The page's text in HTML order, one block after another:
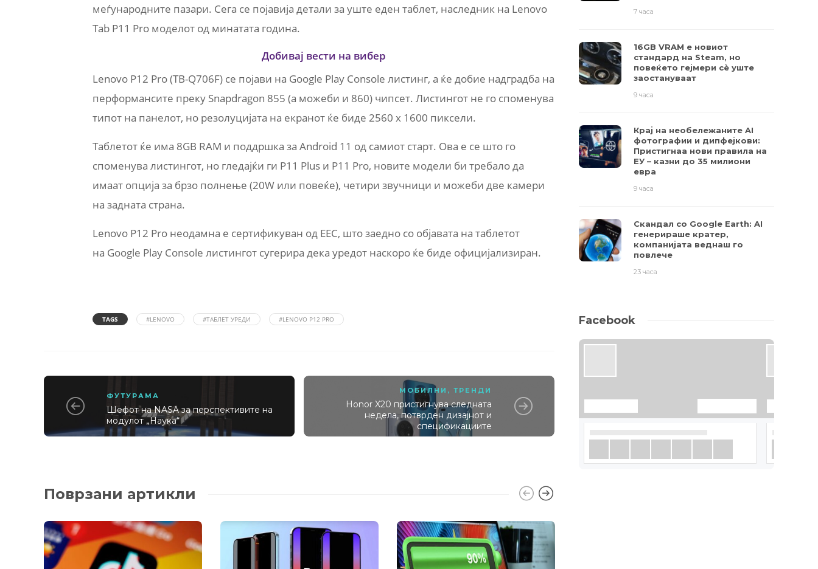
меѓународните пазари. Сега се појавија детали за уште еден таблет, наследник на Lenovo
Tab P11 Pro моделот од минатата година.
Добивај вести на вибер
Lenovo P12 Pro (TB-Q706F) се појави нa Google Play Console листинг, а ќе добие надградба на
перформансите преку Snapdragon 855 (а можеби и 860) чипсет. Листингот не го споменува
типот на панелот, но резолуцијата на екранот ќе биде 2560 x 1600 пиксели.
Таблетот ќе има 8GB RAM и поддршка за Android 11 од самиот старт. Ова е се што го
споменува листингот, но гледајќи ги P11 Plus и P11 Pro, новите модели би требало да
имаат опција за брзо полнење (20W или повеќе), четири звучници и можеби две камери
на задната страна.
Lenovo P12 Pro неодамна е сертификуван од EEC, што заедно со објавата на таблетот
на Google Play Console листингот сугерира дека уредот наскоро ќе биде официјализиран.
TAGS #LENOVO #ТАБЛЕТ УРЕДИ #LENOVO P12 PRO
ФУТУРАМА
Шефот на NASA за перспективите на
модулот „Наука“
МОБИЛНИ ,ТРЕНДИ
Honor X20 пристигнува следната
недела, потврден дизајнот и
спецификациите
Поврзани артикли
7 часа
16GB VRAM е новиот
стандард на Steam, но
повеќето гејмери ​​сè уште
заостануваат
9 часа
Крај на необележаните AI
фотографии и дипфејкови:
Пристигнаа нови правила на
ЕУ – казни до 35 милиони
евра
9 часа
Скандал со Google Earth: AI
генерираше кратер,
компанијата веднаш го
повлече
23 часа
Facebook